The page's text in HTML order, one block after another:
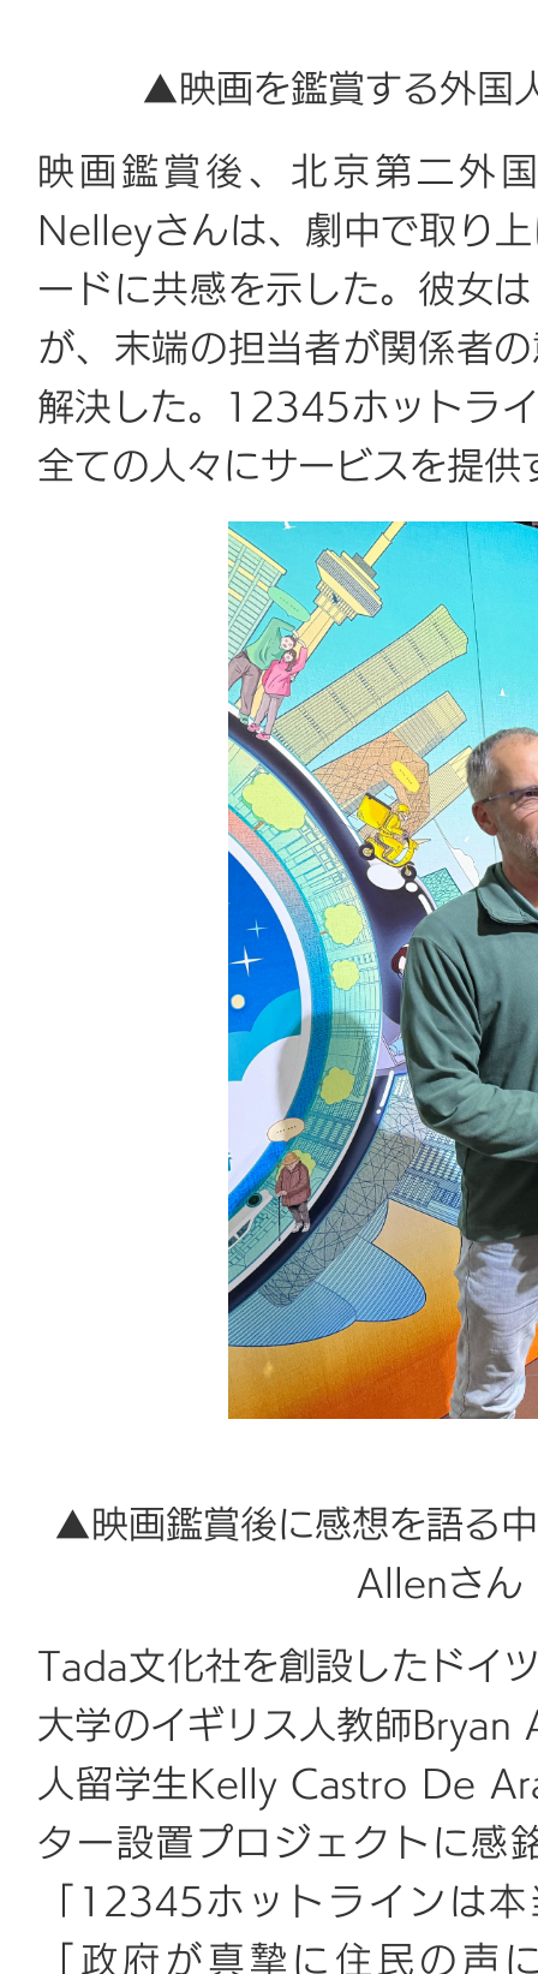
▲映画を鑑賞する外国
映画鑑賞後、北京第二外
Nelleyさんは、劇中で取り
ードに共感を示した。彼女
が、末端の担当者が関係者
解決した。12345ホットラ
全ての人々にサービスを提
▲映画鑑賞後に感想を語る
Allenさん
Tada文化社を創設したドイ
大学のイギリス人教師Bryan
人留学生Kelly Castro De
ター設置プロジェクトに感
「12345ホットラインは
「政府が真摯に住民の